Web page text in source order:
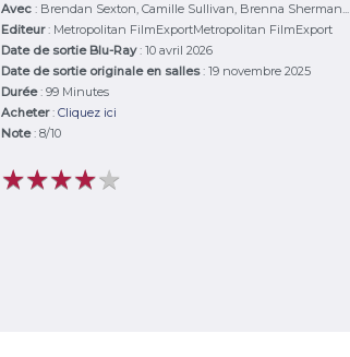
Avec: Brendan Sexton, Camille Sullivan, Brenna Sherman...
Editeur: Metropolitan FilmExportMetropolitan FilmExport
Date de sortie Blu-Ray: 10 avril 2026
Date de sortie originale en salles: 19 novembre 2025
Durée:99 Minutes
Acheter:Cliquez ici
Note:8/10
★★★★★
★★★★★